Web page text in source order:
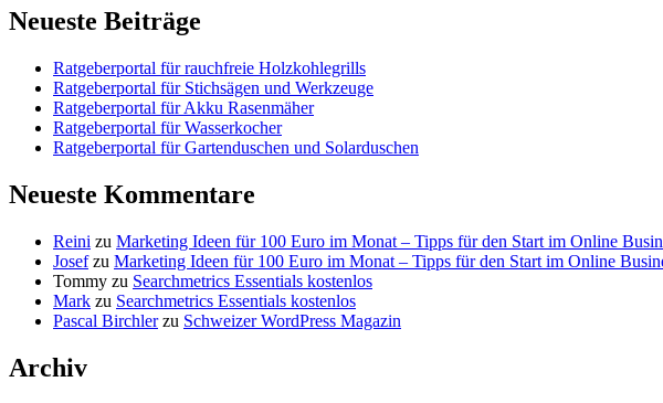
Neueste Beiträge
Ratgeberportal für rauchfreie Holzkohlegrills
Ratgeberportal für Stichsägen und Werkzeuge
Ratgeberportal für Akku Rasenmäher
Ratgeberportal für Wasserkocher
Ratgeberportal für Gartenduschen und Solarduschen
Neueste Kommentare
Reini zu Marketing Ideen für 100 Euro im Monat – Tipps für den Start im Online
Josefzu Marketing Ideen für 100 Euro im Monat – Tipps für den Start im Online
Tommy zu Searchmetrics Essentials kostenlos
Mark zu Searchmetrics Essentials kostenlos
Pascal Birchlerzu Schweizer WordPress Magazin
Archiv